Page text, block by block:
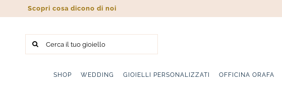
al
contenuto
Scopri cosa dicono di noi
Cerca
SHOP WEDDING GIOIELLI PERSONALIZZATI OFFICINA ORAFA